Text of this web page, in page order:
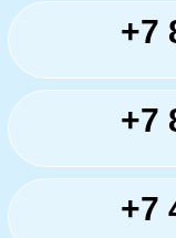
+7
+7
+7